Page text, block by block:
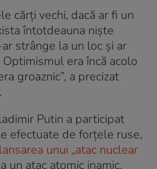
cărți vechi, dacă ar fi un
întotdeauna niște
strânge la un loc și ar
era încă acolo
groaznic”, a precizat
Putin a participat
efectuate de forțele ruse,
lansarea unui „atac nuclear
un atac atomic inamic.